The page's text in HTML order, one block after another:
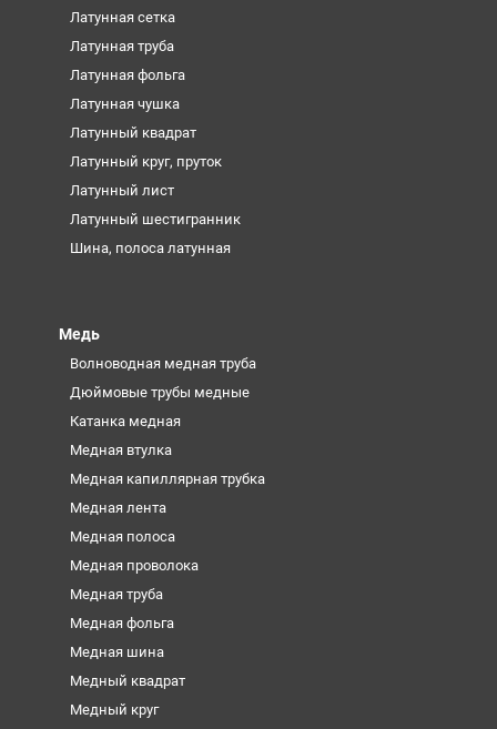
Латунная сетка
Латунная труба
Латунная фольга
Латунная чушка
Латунный квадрат
Латунный круг, пруток
Латунный лист
Латунный шестигранник
Шина, полоса латунная
Медь
Волноводная медная труба
Дюймовые трубы медные
Катанка медная
Медная втулка
Медная капиллярная трубка
Медная лента
Медная полоса
Медная проволока
Медная труба
Медная фольга
Медная шина
Медный квадрат
Медный круг